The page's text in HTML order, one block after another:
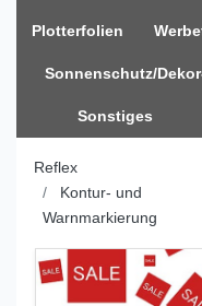
Plotterfolien
Sonnenschutz/
Sonstiges
Reflex
Kontur- und
Warnmarkierung